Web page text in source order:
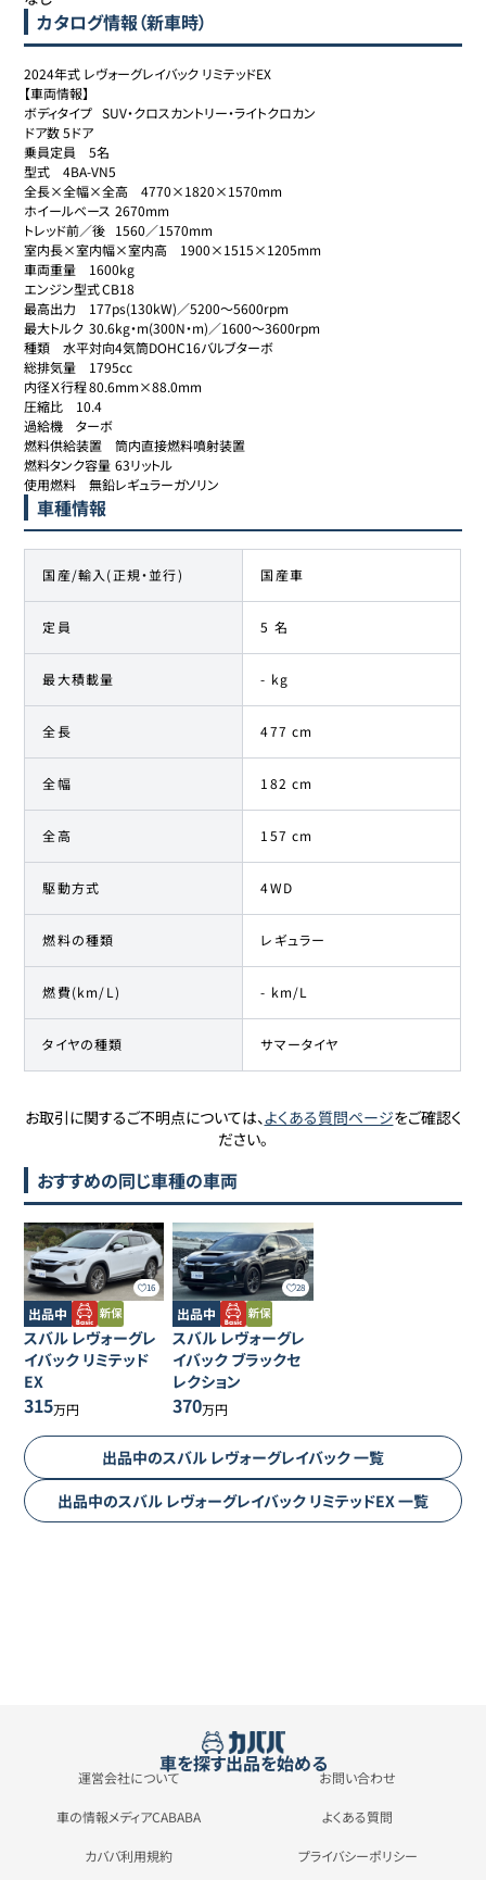
カタログ情報（新車時）
2024年式 レヴォーグレイバック リミテッドEX
【車両情報】
ボディタイプ	SUV・クロスカントリー・ライトクロカン
ドア数	5ドア
乗員定員	5名
型式	4BA-VN5
全長×全幅×全高	4770×1820×1570mm
ホイールベース	2670mm
トレッド前／後	1560／1570mm
室内長×室内幅×室内高	1900×1515×1205mm
車両重量	1600kg
エンジン型式	CB18
最高出力	177ps(130kW)／5200～5600rpm
最大トルク	30.6kg・m(300N・m)／1600～3600rpm
種類	水平対向4気筒DOHC16バルブターボ
総排気量	1795cc
内径Ｘ行程	80.6mm×88.0mm
圧縮比	10.4
過給機	ターボ
燃料供給装置	筒内直接燃料噴射装置
燃料タンク容量	63リットル
使用燃料	無鉛レギュラーガソリン
車種情報
国産/輸入(正規・並行) 国産車
定員 5 名
最大積載量 - kg
全長 477 cm
全幅 182 cm
全高 157 cm
駆動方式 4WD
燃料の種類 レギュラー
燃費(km/L) - km/L
タイヤの種類 サマータイヤ
お取引に関するご不明点については、よくある質問ページをご確認く
ださい。
おすすめの同じ車種の車両
16
出品中
スバル レヴォーグレ
イバック リミテッド
EX
315万円
28
出品中
スバル レヴォーグレ
イバック ブラックセ
レクション
370万円
出品中のスバル レヴォーグレイバック一覧
出品中のスバル レヴォーグレイバック リミテッドEX一覧
車を探す出品を始める
運営会社について お問い合わせ
車の情報メディアCABABA よくある質問
カババ利用規約 プライバシーポリシー